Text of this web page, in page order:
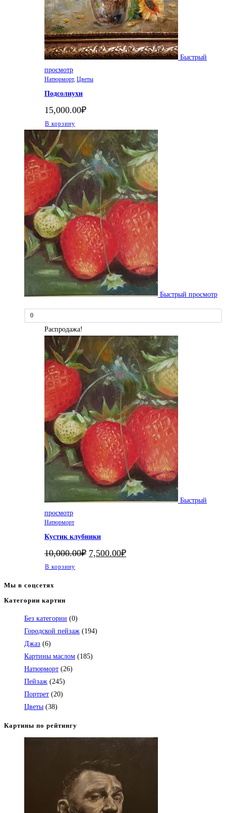
Быстрый
просмотр
Натюрморт, Цветы
Подсолнухи
15,000.00₽
В корзину
Быстрый просмотр
0
Распродажа!
Быстрый
просмотр
Натюрморт
Кустик клубники
10,000.00₽ Первоначальная
цена
7,500.00₽Текущая
В корзину
Мы в соцсетях
Откроется
в
вашем
приложении
Категории картин
Без категории (0)
Городской пейзаж (194)
Джаз (6)
Картины маслом (185)
Натюрморт (26)
Пейзаж (245)
Портрет (20)
Цветы (38)
Картины по рейтингу